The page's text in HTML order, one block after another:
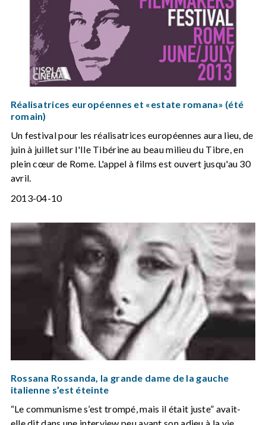
Réalisatrices européennes et «estate romana» (été
romain)
Un festival pour les réalisatrices européennes aura lieu, de
juin à juillet sur l'Ile Tibérine au beau milieu du Tibre, en
plein cœur de Rome. L'appel à films est ouvert jusqu'au 30
avril.
2013-04-10
Rossana Rossanda, la grande dame de la gauche
italienne s’est éteinte
“Le communisme s’est trompé, mais il était juste” avait-